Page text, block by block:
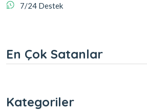
7/24 Destek
En Çok Satanlar
Kategoriler